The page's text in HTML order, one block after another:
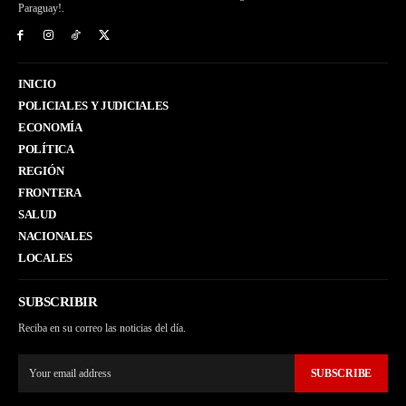
Paraguay!.
INICIO
POLICIALES Y JUDICIALES
ECONOMÍA
POLÍTICA
REGIÓN
FRONTERA
SALUD
NACIONALES
LOCALES
SUBSCRIBIR
Reciba en su correo las noticias del día.
SUBSCRIBE